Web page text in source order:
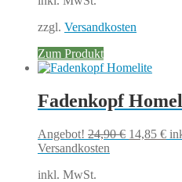
zzgl. Versandkosten
Zum Produkt
Fadenkopf
Angebot! 24,90€ 14,85 €
Versandkosten
inkl. MwSt.